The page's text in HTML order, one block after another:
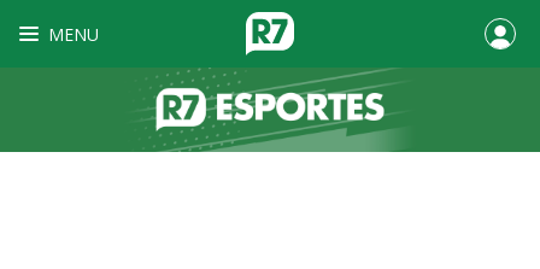
MENU